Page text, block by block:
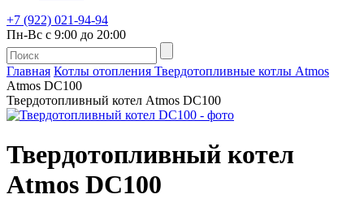
+7 (922) 021-94-94
Пн-Вс с 9:00 до 20:00
Главная Котлы отопления Твердотопливные котлы Atmos
Atmos DC100
Твердотопливный котел Atmos DC100
Твердотопливный котел
Atmos DC100